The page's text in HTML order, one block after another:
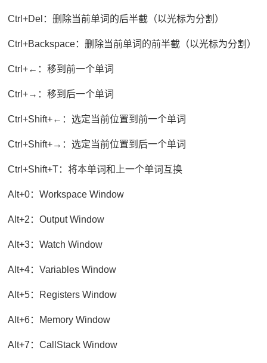
Ctrl+Del：删除当前单词的后半截（以光标为分割）
Ctrl+Backspace：删除当前单词的前半截（以光标为分割）
Ctrl+←：移到前一个单词
Ctrl+→：移到后一个单词
Ctrl+Shift+←：选定当前位置到前一个单词
Ctrl+Shift+→：选定当前位置到后一个单词
Ctrl+Shift+T：将本单词和上一个单词互换
Alt+0：Workspace Window
Alt+2：Output Window
Alt+3：Watch Window
Alt+4：Variables Window
Alt+5：Registers Window
Alt+6：Memory Window
Alt+7：CallStack Window